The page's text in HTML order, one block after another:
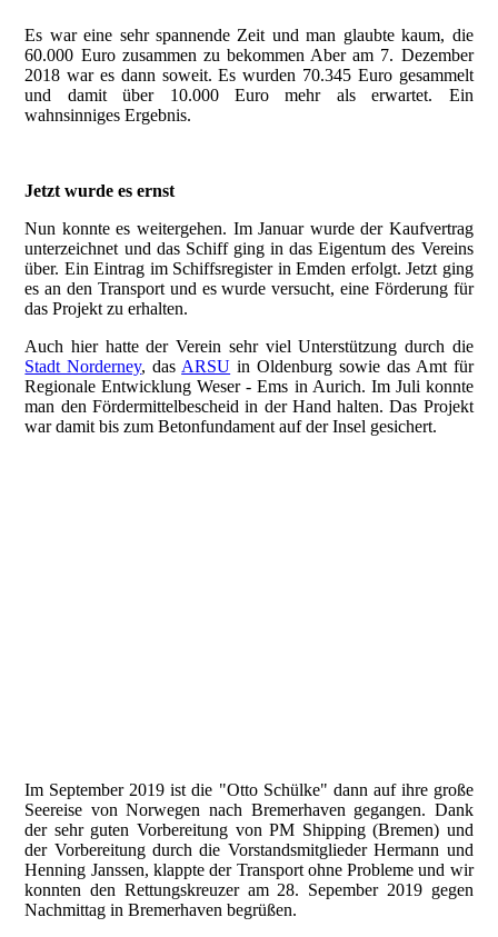
Es war eine sehr spannende Zeit und man glaubte kaum, die
60.000 Euro zusammen zu bekommen Aber am 7. Dezember
2018 war es dann soweit. Es wurden 70.345 Euro gesammelt
und damit über 10.000 Euro mehr als erwartet. Ein
wahnsinniges Ergebnis.
Jetzt wurde es ernst
Nun konnte es weitergehen. Im Januar wurde der Kaufvertrag
unterzeichnet und das Schiff ging in das Eigentum des Vereins
über. Ein Eintrag im Schiffsregister in Emden erfolgt. Jetzt ging
es an den Transport und es wurde versucht, eine Förderung für
das Projekt zu erhalten.
Auch hier hatte der Verein sehr viel Unterstützung durch die
Stadt Norderney, das ARSU in Oldenburg sowie das Amt für
Regionale Entwicklung Weser - Ems in Aurich. Im Juli konnte
man den Fördermittelbescheid in der Hand halten. Das Projekt
war damit bis zum Betonfundament auf der Insel gesichert.
Im September 2019 ist die "Otto Schülke" dann auf ihre große
Seereise von Norwegen nach Bremerhaven gegangen. Dank
der sehr guten Vorbereitung von PM Shipping (Bremen) und
der Vorbereitung durch die Vorstandsmitglieder Hermann und
Henning Janssen, klappte der Transport ohne Probleme und wir
konnten den Rettungskreuzer am 28. Sepember 2019 gegen
Nachmittag in Bremerhaven begrüßen.